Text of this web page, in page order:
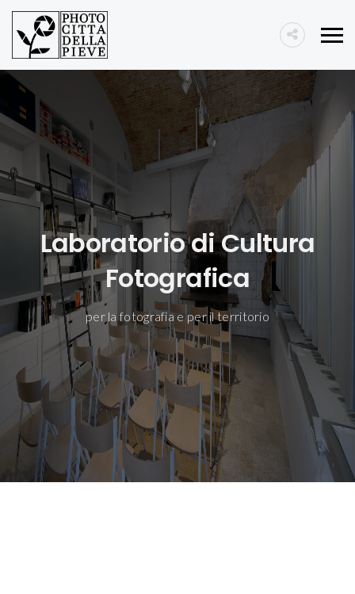
Laboratorio di Cultura
Fotografica
per la fotografia e per il territorio